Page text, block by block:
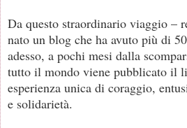
Da questo straordinario viaggio –
nato un blog che ha avuto più di
adesso, a pochi mesi dalla
tutto il mondo viene pubblicato il
esperienza unica di coraggio,
e solidarietà.